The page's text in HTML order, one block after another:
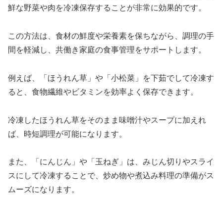
鮮な野菜や肉を冷凍保存することが非常に効果的です。
この方法は、食材の鮮度や栄養素を保ちながら、調理の手
間を軽減し、共働き家庭の食事管理をサポートします。
例えば、「ほうれん草」や「小松菜」を下茹でして冷凍す
ると、食物繊維やビタミンを効率よく保存できます。
冷凍したほうれん草をそのまま味噌汁やスープに加えれ
ば、時短調理が可能になります。
また、「にんじん」や「玉ねぎ」は、みじん切りやスライ
スにして冷凍することで、炒め物や煮込み料理の準備がス
ムーズになります。